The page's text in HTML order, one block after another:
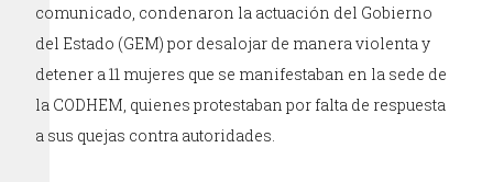
comunicado, condenaron la actuación del Gobierno
del Estado (GEM) por desalojar de manera violenta y
detener a 11 mujeres que se manifestaban en la sede de
la CODHEM, quienes protestaban por falta de respuesta
a sus quejas contra autoridades.